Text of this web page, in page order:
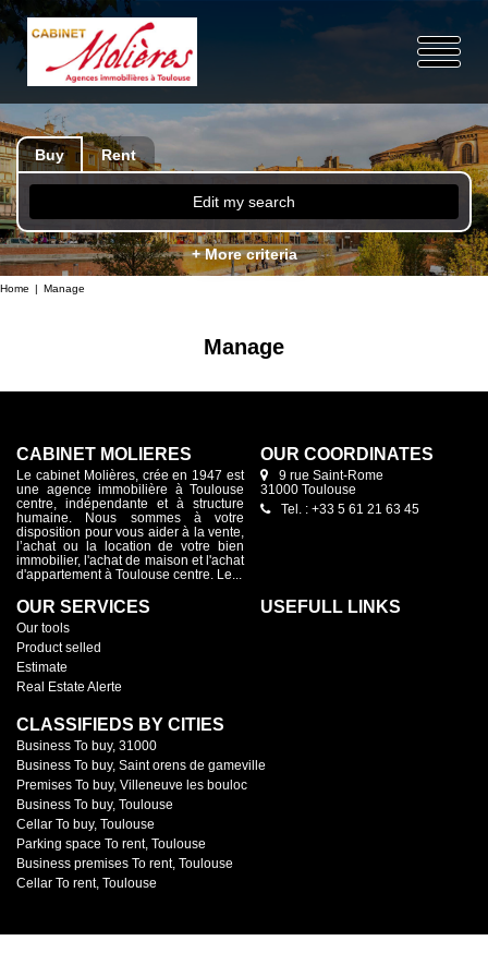
Buy Rent
Edit my search
+ More criteria
Home Manage
Manage
CABINET MOLIÈRES
Le cabinet Molières, crée en 1947 est
une agence immobilière à Toulouse
centre, indépendante et à structure
humaine. Nous sommes à votre
disposition pour vous aider à la vente,
l’achat ou la location de votre bien
immobilier, l'achat de maison et l'achat
d'appartement à Toulouse centre. Le...
OUR COORDINATES
9 rue Saint-Rome
31000 Toulouse
Tel. : +33 5 61 21 63 45
OUR SERVICES
Our tools
Product selled
Estimate
Real Estate Alerte
USEFULL LINKS
CLASSIFIEDS BY CITIES
Business To buy, 31000
Business To buy, Saint orens de gameville
Premises To buy, Villeneuve les bouloc
Business To buy, Toulouse
Cellar To buy, Toulouse
Parking space To rent, Toulouse
Business premises To rent, Toulouse
Cellar To rent, Toulouse